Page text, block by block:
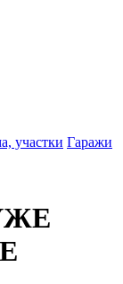
участки Гаражи